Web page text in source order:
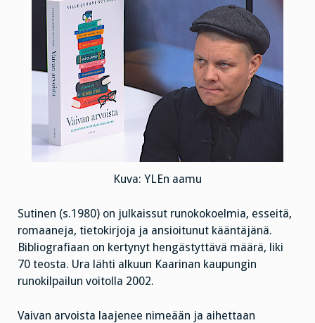
Kuva: YLEn aamu
Sutinen (s.1980) on julkaissut runokokoelmia, esseitä,
romaaneja, tietokirjoja ja ansioitunut kääntäjänä.
Bibliografiaan on kertynyt hengästyttävä määrä, liki
70 teosta. Ura lähti alkuun Kaarinan kaupungin
runokilpailun voitolla 2002.
Vaivan arvoista laajenee nimeään ja aihettaan